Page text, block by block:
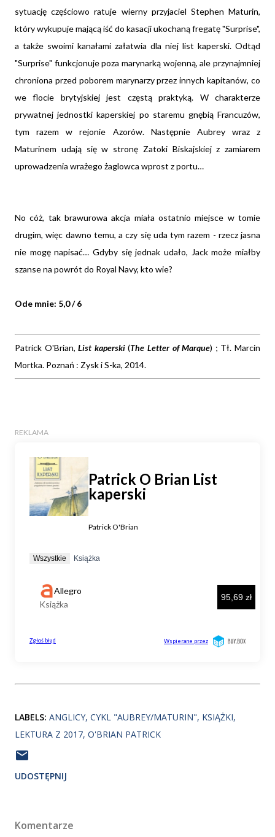
sytuację częściowo ratuje wierny przyjaciel Stephen Maturin,
który wykupuje mającą iść do kasacji ukochaną fregatę "Surprise",
a także swoimi kanałami załatwia dla niej list kaperski. Odtąd
"Surprise" funkcjonuje poza marynarką wojenną, ale przynajmniej
chroniona przed poborem marynarzy przez innych kapitanów, co
we flocie brytyjskiej jest częstą praktyką. W charakterze
prywatnej jednostki kaperskiej po staremu gnębią Francuzów,
tym razem w rejonie Azorów. Następnie Aubrey wraz z
Maturinem udają się w stronę Zatoki Biskajskiej z zamiarem
uprowadzenia wrażego żaglowca wprost z portu…
No cóż, tak brawurowa akcja miała ostatnio miejsce w tomie
drugim, więc dawno temu, a czy się uda tym razem - rzecz jasna
nie mogę napisać… Gdyby się jednak udało, Jack może miałby
szanse na powrót do Royal Navy, kto wie?
Ode mnie: 5,0 / 6
Patrick O'Brian,List kaperski(The Letter of Marque) ; Tł. Marcin
Mortka. Poznań : Zysk i S-ka, 2014.
LABELS: ANGLICY CYKL "AUBREY/MATURIN" KSIĄŻKI
LEKTURA Z 2017 O'BRIAN PATRICK
UDOSTĘPNIJ
Komentarze